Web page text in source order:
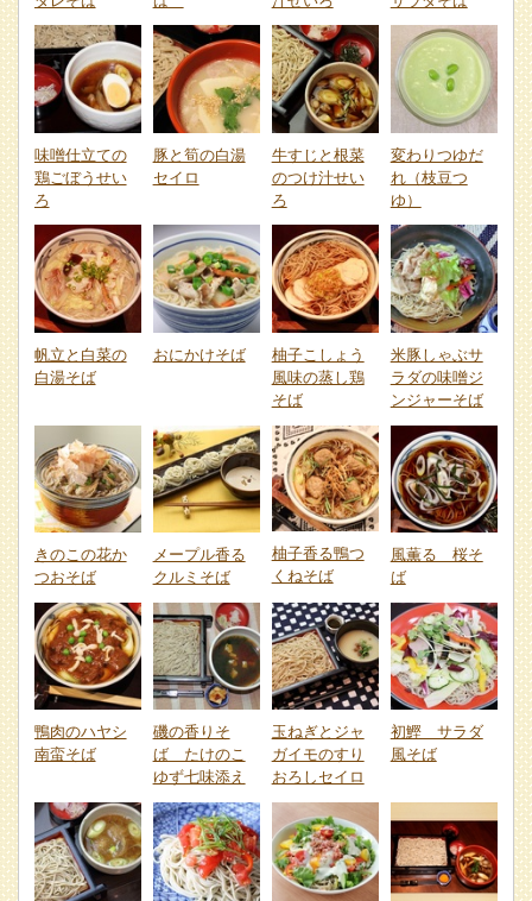
味噌仕立ての
鶏ごぼうせい
ろ
豚と筍の白湯
セイロ
牛すじと根菜
のつけ汁せい
ろ
変わりつゆだ
れ（枝豆つ
ゆ）
帆立と白菜の
白湯そば
おにかけそば
柚子こしょう
風味の蒸し鶏
そば
米豚しゃぶサ
ラダの味噌ジ
ンジャーそば
きのこの花か
つおそば
メープル香る
クルミそば
柚子香る鴨つ
くねそば
風薫る 桜そ
ば
鴨肉のハヤシ
南蛮そば
磯の香りそ
ば たけのこ
ゆず七味添え
玉ねぎとジャ
ガイモのすり
おろしセイロ
初鰹 サラダ
風そば